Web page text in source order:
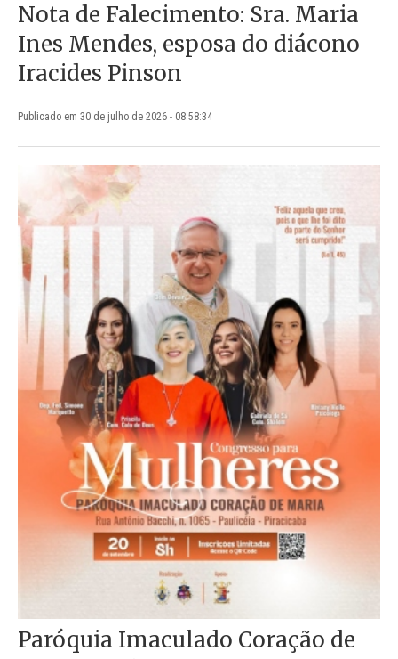
Nota de Falecimento: Sra. Maria
Ines Mendes, esposa do diácono
Iracides Pinson
Publicado em 30 de julho de 2026 - 08:58:34
Paróquia Imaculado Coração de